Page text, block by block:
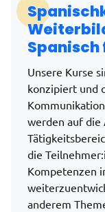
Spanisch
Unsere Kurse
konzipiert und
werden auf die
die
Kompetenzen
anderem